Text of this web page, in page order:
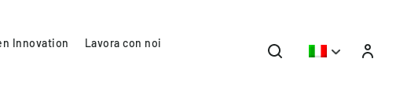
Innovation Lavora con noi